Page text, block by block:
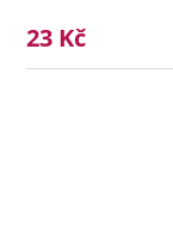
23 Kč